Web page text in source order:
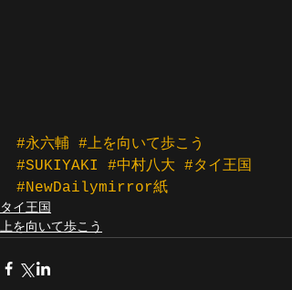
#永六輔 #上を向いて歩こう
#SUKIYAKI
#中村八大
#タイ王国
#NewDailymirror紙
タイ王国
上を向いて歩こう